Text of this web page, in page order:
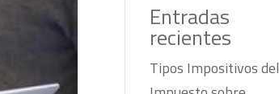
Entradas
recientes
Tipos Impositivos del